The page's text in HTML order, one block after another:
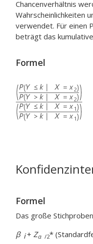
Chancenverhältnis
Wahrscheinlichkeiten
verwendet. Für einen
beträgt das
Formel
Formel
Das große
β i+Zα /2*